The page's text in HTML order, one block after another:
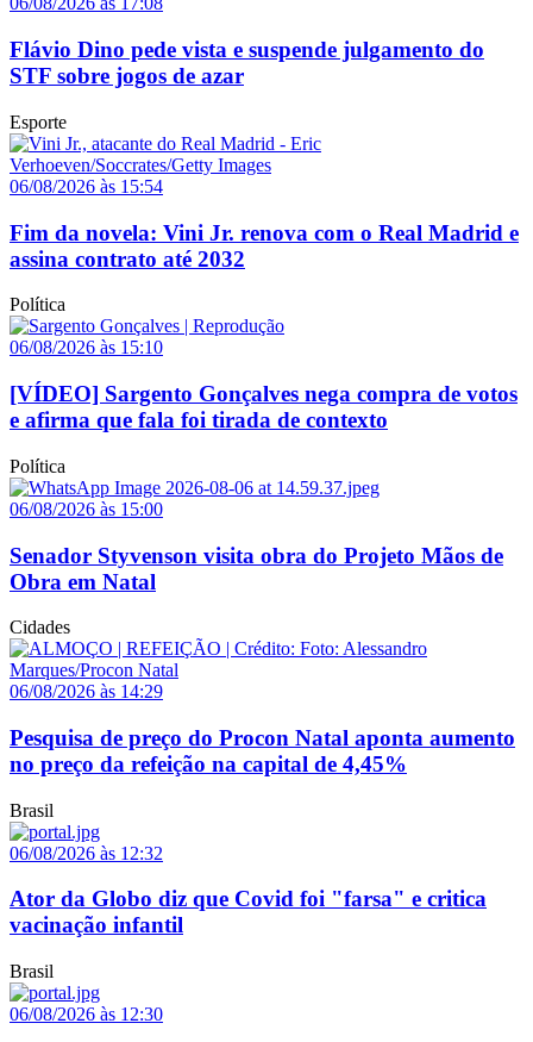
Flávio Dino pede vista e suspende julgamento do
STF sobre jogos de azar
Esporte
06/08/2026 às 15:54
Fim da novela: Vini Jr. renova com o Real Madrid e
assina contrato até 2032
Política
06/08/2026 às 15:10
[VÍDEO] Sargento Gonçalves nega compra de votos
e afirma que fala foi tirada de contexto
Política
06/08/2026 às 15:00
Senador Styvenson visita obra do Projeto Mãos de
Obra em Natal
Cidades
06/08/2026 às 14:29
Pesquisa de preço do Procon Natal aponta aumento
no preço da refeição na capital de 4,45%
Brasil
06/08/2026 às 12:32
Ator da Globo diz que Covid foi "farsa" e critica
vacinação infantil
Brasil
06/08/2026 às 12:30